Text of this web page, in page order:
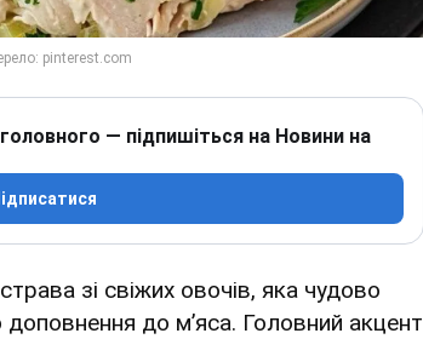
— підпишіться на Новини на
зі свіжих овочів, яка чудово
доповнення до м’яса. Головний акцент